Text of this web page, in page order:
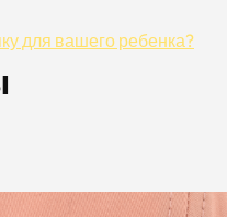
для вашего ребенка?